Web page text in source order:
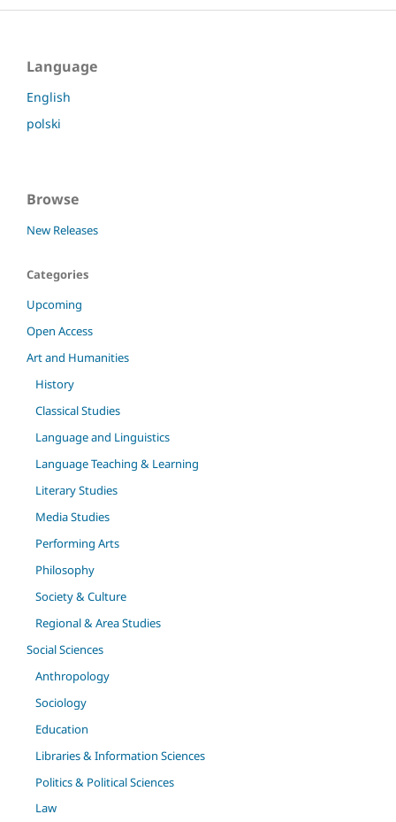
Language
English
polski
Browse
New Releases
Categories
Upcoming
Open Access
Art and Humanities
History
Classical Studies
Language and Linguistics
Language Teaching & Learning
Literary Studies
Media Studies
Performing Arts
Philosophy
Society & Culture
Regional & Area Studies
Social Sciences
Anthropology
Sociology
Education
Libraries & Information Sciences
Politics & Political Sciences
Law